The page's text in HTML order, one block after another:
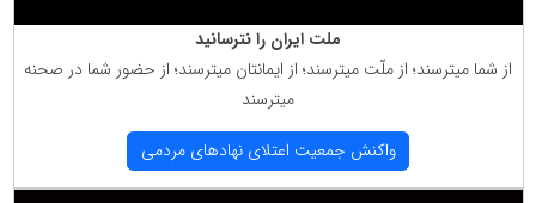
ملت ایران را نترسانید
از شما میترسند؛ از ملّت میترسند؛ از ایمانتان میترسند؛ از حضور شما در صحنه
میترسند
واكنش جمعیت اعتلای نهادهای مردمی